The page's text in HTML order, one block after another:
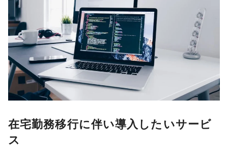
在宅勤務移行に伴い導入したいサービ
ス